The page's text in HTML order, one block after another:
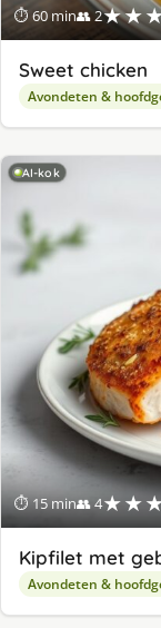
⏱ 60 min👥 2
Sweet chicken
Avondeten &
AI-kok
⏱ 15 min👥 4
Kipfilet met
Avondeten &